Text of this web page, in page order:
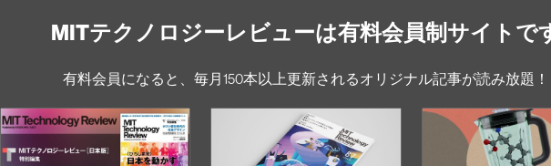
MITテクノロジーレビューは有料会員制サイトで
有料会員になると、毎月150本以上更新されるオリジナル記事が読み放題！